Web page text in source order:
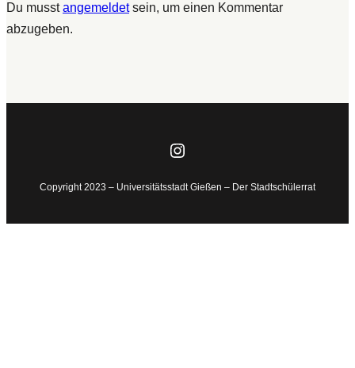
Du musstangemeldetsein, um einen Kommentar
abzugeben.
Instagram
Copyright 2023 – Universitätsstadt Gießen – Der Stadtschülerrat